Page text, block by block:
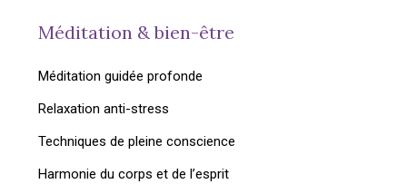
Méditation & bien-être
Méditation guidée profonde
Relaxation anti-stress
Techniques de pleine conscience
Harmonie du corps et de l’esprit